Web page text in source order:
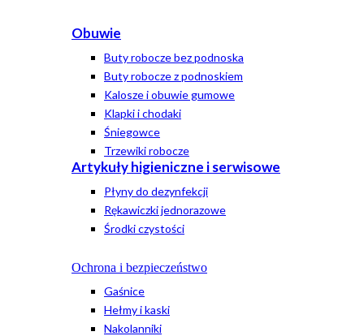
Obuwie
Buty robocze bez podnoska
Buty robocze z podnoskiem
Kalosze i obuwie gumowe
Klapki i chodaki
Śniegowce
Trzewiki robocze
Artykuły higieniczne i serwisowe
Płyny do dezynfekcji
Rękawiczki jednorazowe
Środki czystości
Ochrona i bezpieczeństwo
Gaśnice
Hełmy i kaski
Nakolanniki